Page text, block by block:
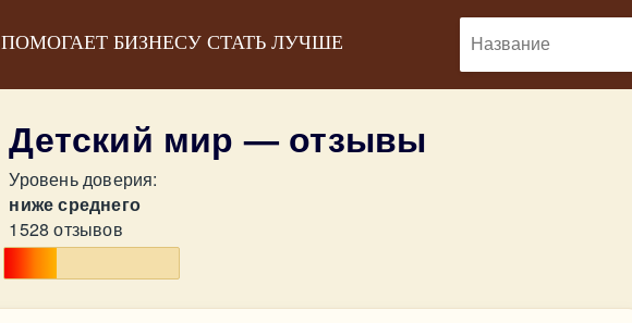
ПОМОГАЕТ БИЗНЕСУ СТАТЬ ЛУЧШЕ
Детский мир — отзывы
Уровень доверия:
ниже среднего
1528 отзывов